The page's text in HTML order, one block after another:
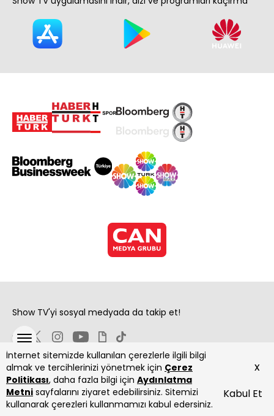
İnternet sitemizde kullanılan çerezlerle ilgili bilgi
almak ve tercihlerinizi yönetmek için Çerez
Politikası, daha fazla bilgi için Aydınlatma
Metni sayfalarını ziyaret edebilirsiniz. Sitemizi
kullanarak çerezleri kullanmamızı kabul edersiniz.
Kabul Et
x
Show TV'yi sosyal medyada da takip et!
Copyright 2026 Show Televizyon Yayıncılık A.Ş.